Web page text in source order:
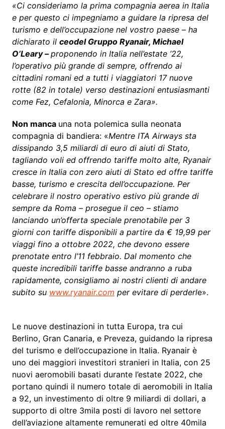
«Ci consideriamo la prima compagnia aerea in Italia
e per questo ci impegniamo a guidare la ripresa del
turismo e dell’occupazione nel vostro paese – ha
dichiarato il ceodel Gruppo Ryanair, Michael
O’Leary –proponendo in Italia nell’estate ’22,
l’operativo più grande di sempre, offrendo ai
cittadini romani ed a tutti i viaggiatori 17 nuove
rotte (82 in totale) verso destinazioni entusiasmanti
come Fez, Cefalonia, Minorca e Zara».
Non manca una nota polemica sulla neonata
compagnia di bandiera: «Mentre ITA Airways sta
dissipando 3,5 miliardi di euro di aiuti di Stato,
tagliando voli ed offrendo tariffe molto alte, Ryanair
cresce in Italia con zero aiuti di Stato ed offre tariffe
basse, turismo e crescita dell’occupazione. Per
celebrare il nostro operativo estivo più grande di
sempre da Roma – prosegue il ceo – stiamo
lanciando un’offerta speciale prenotabile per 3
giorni con tariffe disponibili a partire da € 19,99 per
viaggi fino a ottobre 2022, che devono essere
prenotate entro l’11 febbraio. Dal momento che
queste incredibili tariffe basse andranno a ruba
rapidamente, consigliamo ai nostri clienti di andare
subito su www.ryanair.com per evitare di perderle».
Le nuove destinazioni in tutta Europa, tra cui
Berlino, Gran Canaria, e Preveza, guidando la ripresa
del turismo e dell’occupazione in Italia. Ryanair è
uno dei maggiori investitori stranieri in Italia, con 25
nuovi aeromobili basati durante l’estate 2022, che
portano quindi il numero totale di aeromobili in Italia
a 92, un investimento di oltre 9 miliardi di dollari, a
supporto di oltre 3mila posti di lavoro nel settore
dell’aviazione altamente remunerati ed oltre 40mila